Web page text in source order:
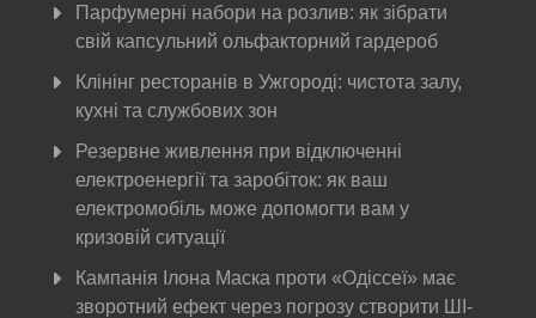
Парфумерні набори на розлив: як зібрати
свій капсульний ольфакторний гардероб
Клінінг ресторанів в Ужгороді: чистота залу,
кухні та службових зон
Резервне живлення при відключенні
електроенергії та заробіток: як ваш
електромобіль може допомогти вам у
кризовій ситуації
Кампанія Ілона Маска проти «Одіссеї» має
зворотний ефект через погрозу створити ШІ-